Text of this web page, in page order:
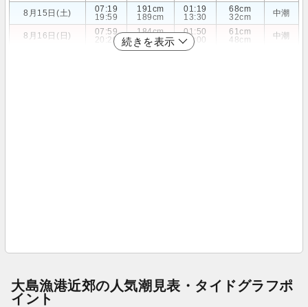
8月15日(土)
07:19
19:59
191cm
189cm
01:19
13:30
68cm
32cm
中潮
8月16日(日)
07:59
20:20
184cm
185cm
01:50
14:00
61cm
48cm
中潮
続きを表示
大島漁港近郊の人気潮見表・タイドグラフポ
イント